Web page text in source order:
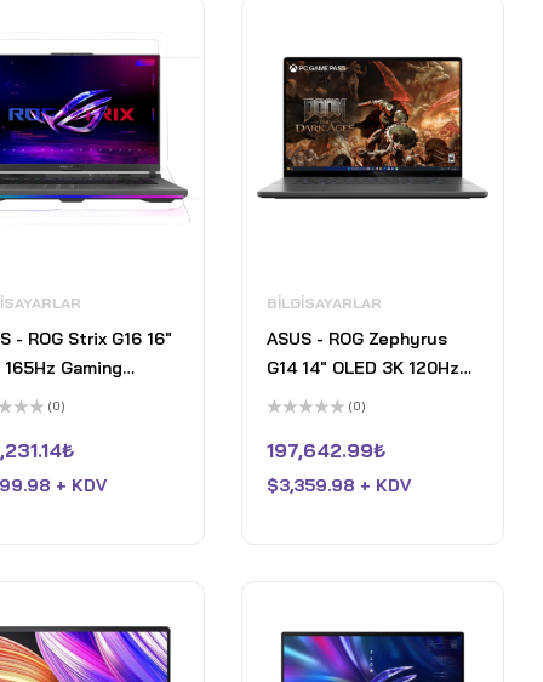
- ROG Strix G16 16"
165Hz Gaming
- AMD Ryzen 9
RTX 5070 Ti -
- Eclipse Grey
(0)
₺
+ KDV
BILGISAYARLAR
ASUS - ROG Zephyrus
G14 14" OLED 3K 120Hz
Gaming Laptop - AMD
- NVIDIA GeForce RTX
5070 - 1TB SSD - Eclipse
üzerinden
0
aldı
(0)
197,642.99₺
$3,359.98 + KDV